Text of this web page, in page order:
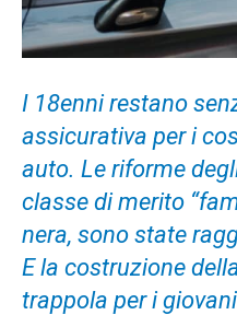
I 18enni restano
assicurativa per i
auto. Le riforme
classe di merito
nera, sono state
E la costruzione
trappola per i